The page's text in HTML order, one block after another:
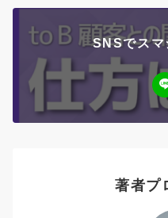
SNSでスマ
著者プ